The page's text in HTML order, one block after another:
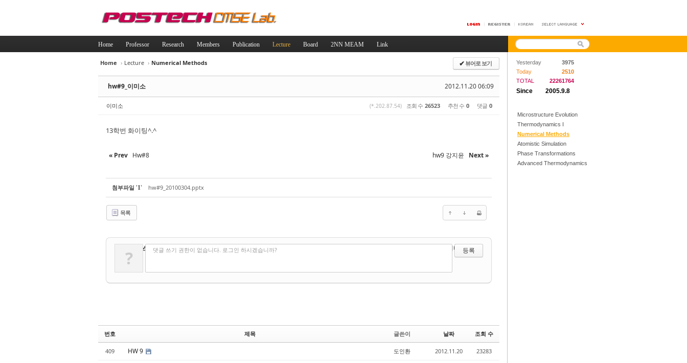
Home Professor Research Members Publication Lecture Board 2NN MEAM Link
Home › Lecture › Numerical Methods ✔뷰어로 보기
2012.11.20 06:09
hw#9_이미소
이미소 (*.202.87.54) 조회 수 26523 추천 수 0 댓글 0
13학번 화이팅^.^
« Prev Hw#8 hw9 강지윤 Next »
첨부파일 '1' hw#9_20100304.pptx
목록
댓글 쓰기 에디터 선택하기
? 댓글 쓰기 권한이 없습니다. 로그인 하시겠습니까?
번호 제목 글쓴이 날짜 조회 수
409 HW 9 도인환 2012.11.20 23283
Sketchbook5, 스케치북5
Sketchbook5, 스케치북5
Sketchbook5, 스케치북5
Sketchbook5, 스케치북5
Yesterday
3975
Today
2510
TOTAL
22261764
Since 2005.9.8
Microstructure Evolution
Thermodynamics I
Numerical Methods
Atomistic Simulation
Phase Transformations
Advanced Thermodynamics